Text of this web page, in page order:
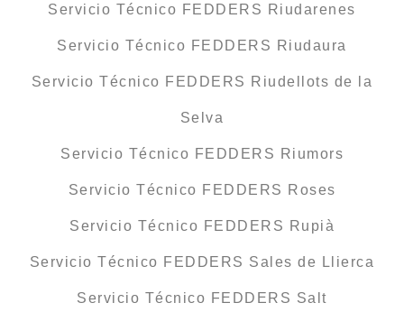
Servicio Técnico FEDDERS Riudarenes
Servicio Técnico FEDDERS Riudaura
Servicio Técnico FEDDERS Riudellots de la
Selva
Servicio Técnico FEDDERS Riumors
Servicio Técnico FEDDERS Roses
Servicio Técnico FEDDERS Rupià
Servicio Técnico FEDDERS Sales de Llierca
Servicio Técnico FEDDERS Salt